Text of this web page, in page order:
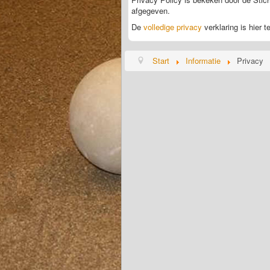
afgegeven.
De volledige privacy verklaring is hier
Start Informatie Privacy